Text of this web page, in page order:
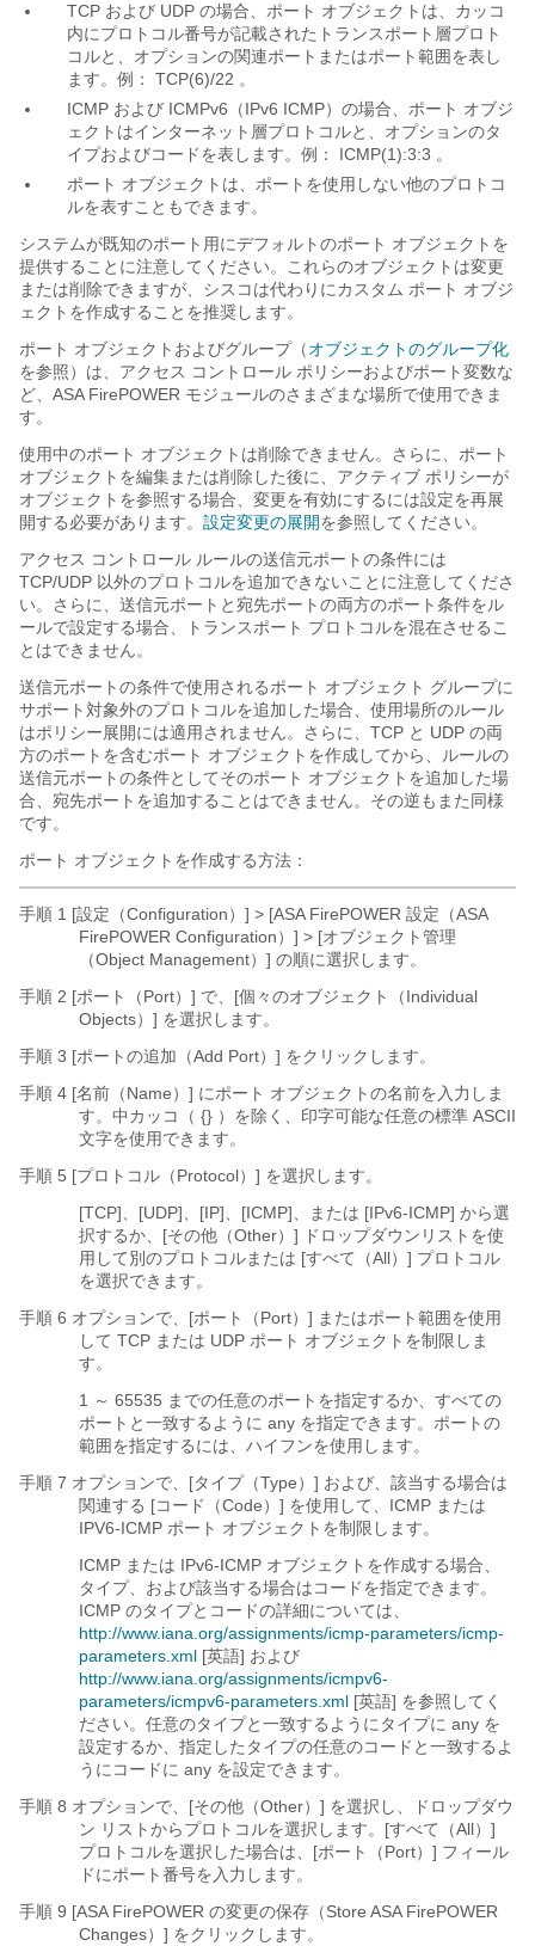
TCP および UDP の場合、ポート オブジェクトは、カッコ
内にプロトコル番号が記載されたトランスポート層プロト
コルと、オプションの関連ポートまたはポート範囲を表し
ます。例：
TCP(6)/22 。
ICMP および ICMPv6（IPv6 ICMP）の場合、ポート オブジ
ェクトはインターネット層プロトコルと、オプションのタ
イプおよびコードを表します。例：
ICMP(1):3:3 。
ポート オブジェクトは、ポートを使用しない他のプロトコ
ルを表すこともできます。
システムが既知のポート用にデフォルトのポート オブジェクトを
提供することに注意してください。これらのオブジェクトは変更
または削除できますが、シスコは代わりにカスタム ポート オブジ
ェクトを作成することを推奨します。
ポート オブジェクトおよびグループ（オブジェクトのグループ化
を参照）は、アクセス コントロール ポリシーおよびポート変数な
ど、ASA FirePOWER モジュールのさまざまな場所で使用できま
す。
使用中のポート オブジェクトは削除できません。さらに、ポート
オブジェクトを編集または削除した後に、アクティブ ポリシーが
オブジェクトを参照する場合、変更を有効にするには設定を再展
開する必要があります。 設定変更の展開を参照してください。
アクセス コントロール ルールの送信元ポートの条件には
TCP/UDP 以外のプロトコルを追加できないことに注意してくださ
い。さらに、送信元ポートと宛先ポートの両方のポート条件をル
ールで設定する場合、トランスポート プロトコルを混在させるこ
とはできません。
送信元ポートの条件で使用されるポート オブジェクト グループに
サポート対象外のプロトコルを追加した場合、使用場所のルール
はポリシー展開には適用されません。さらに、TCP と UDP の両
方のポートを含むポート オブジェクトを作成してから、ルールの
送信元ポートの条件としてそのポート オブジェクトを追加した場
合、宛先ポートを追加することはできません。その逆もまた同様
です。
ポート オブジェクトを作成する方法：
手順 1 [設定（Configuration）] > [ASA FirePOWER 設定（ASA
FirePOWER Configuration）] > [オブジェクト管理
（Object Management）] の順に選択します。
手順 2 [ポート（Port）] で、[個々のオブジェクト（Individual
Objects）] を選択します。
手順 3 [ポートの追加（Add Port）] をクリックします。
手順 4 [名前（Name）] にポート オブジェクトの名前を入力しま
す。中カッコ（ {} ）を除く、印字可能な任意の標準 ASCII
文字を使用できます。
手順 5 [プロトコル（Protocol）] を選択します。
[TCP]、[UDP]、[IP]、[ICMP]、または [IPv6-ICMP] から選
択するか、[その他（Other）]
ドロップダウンリストを使
用して別のプロトコルまたは [すべて（All）] プロトコル
を選択できます。
手順 6 オプションで、[ポート（Port）] またはポート範囲を使用
して TCP または UDP ポート オブジェクトを制限しま
す。
1 ～ 65535 までの任意のポートを指定するか、すべての
ポートと一致するように any を指定できます。ポートの
範囲を指定するには、ハイフンを使用します。
手順 7 オプションで、[タイプ（Type）] および、該当する場合は
関連する [コード（Code）] を使用して、ICMP または
IPV6-ICMP ポート オブジェクトを制限します。
ICMP または IPv6-ICMP オブジェクトを作成する場合、
タイプ、および該当する場合はコードを指定できます。
ICMP のタイプとコードの詳細については、
http://www.iana.org/assignments/icmp-parameters/icmp-
parameters.xml [英語] および
http://www.iana.org/assignments/icmpv6-
parameters/icmpv6-parameters.xml [英語] を参照してく
ださい。任意のタイプと一致するようにタイプに any を
設定するか、指定したタイプの任意のコードと一致するよ
うにコードに any を設定できます。
手順 8 オプションで、[その他（Other）] を選択し、ドロップダウ
ン リストからプロトコルを選択します。[すべて（All）]
プロトコルを選択した場合は、[ポート（Port）] フィール
ドにポート番号を入力します。
手順 9 [ASA FirePOWER の変更の保存（Store ASA FirePOWER
Changes）] をクリックします。